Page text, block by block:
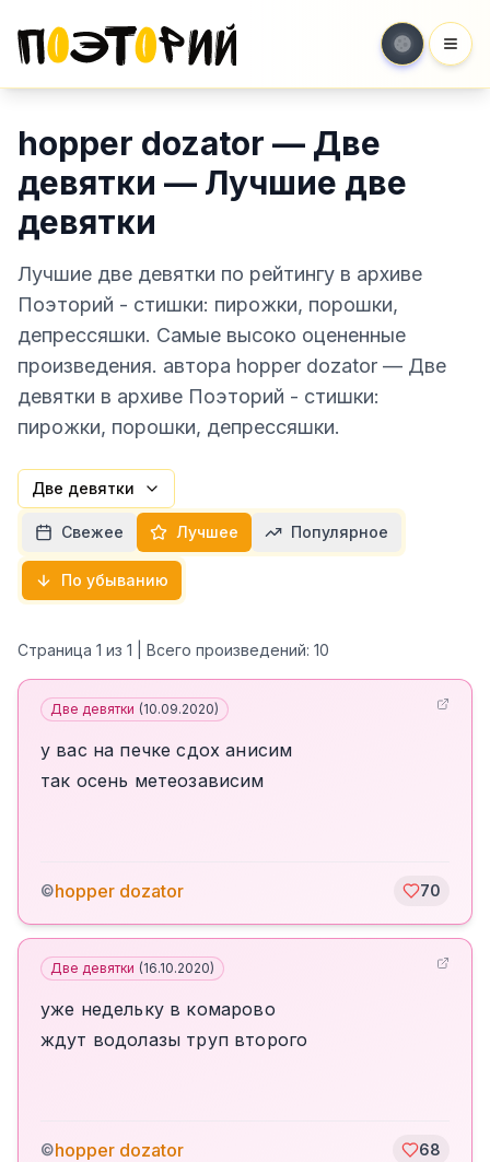
hopper dozator — Две
девятки — Лучшие две
девятки
Лучшие две девятки по рейтингу в архиве
Поэторий - стишки: пирожки, порошки,
депрессяшки. Самые высоко оцененные
произведения. автора hopper dozator — Две
девятки в архиве Поэторий - стишки:
пирожки, порошки, депрессяшки.
Две девятки
Свежее Лучшее Популярное
По убыванию
Страница 1 из 1 | Всего произведений: 10
Две девятки (10.09.2020)
у вас на печке сдох анисим
так осень метеозависим
©hopper dozator 70
Две девятки (16.10.2020)
уже недельку в комарово
ждут водолазы труп второго
©hopper dozator 68